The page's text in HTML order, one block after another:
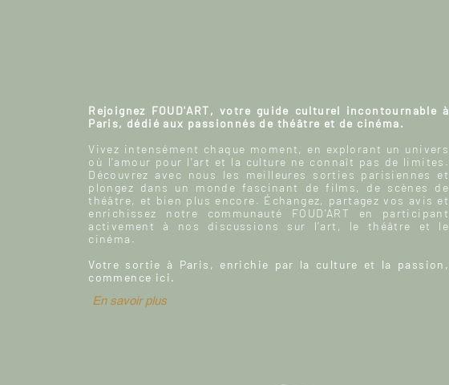
Rejoignez FOUD'ART, votre guide culturel incontournable à
Paris, dédié aux passionnés de théâtre et de cinéma.
Vivez intensément chaque moment, en explorant un univers
où l'amour pour l'art et la culture ne connaît pas de limites.
Découvrez avec nous les meilleures sorties parisiennes et
plongez dans un monde fascinant de films, de scènes de
théâtre, et bien plus encore. Échangez, partagez vos avis et
enrichissez notre communauté FOUD'ART en participant
activement à nos discussions sur l’art, le théâtre et le
cinéma.
Votre sortie à Paris, enrichie par la culture et la passion,
commence ici.
En savoir plus